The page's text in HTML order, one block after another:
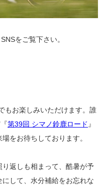
をご覧下さい。
もお楽しみいただけます。誰
第39回 シマノ鈴鹿ロード 』
をお待ちしております。
返しも相まって、酷暑が予
して、水分補給をお忘れな